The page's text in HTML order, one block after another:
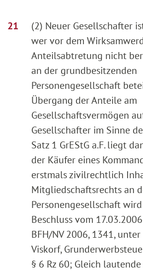
(2) Neuer Gesellschafter
wer vor dem
Anteilsabtretung nicht
an der grundbesitzenden
Personengesellschaft
Übergang der Anteile am
Gesellschaftsvermögen
Gesellschafter im Sinne
Satz 1 GrEStG a.F. liegt
der Käufer eines
erstmals zivilrechtlich
Mitgliedschaftsrechts an
Personengesellschaft
Beschluss vom
BFH/NV 2006, 1341,
Viskorf,
§ 6 Rz 60; Gleich